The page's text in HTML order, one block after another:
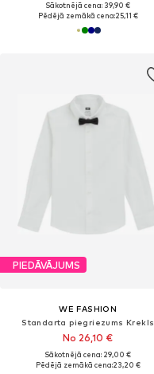
Sākotnējā cena: 39,90 €
Pēdējā zemākā cena:25,11 €
PIEDĀVĀJUMS
WE FASHION
Standarta piegriezums Krekls
No 26,10 €
Sākotnējā cena: 29,00 €
Pēdējā zemākā cena:23,20 €